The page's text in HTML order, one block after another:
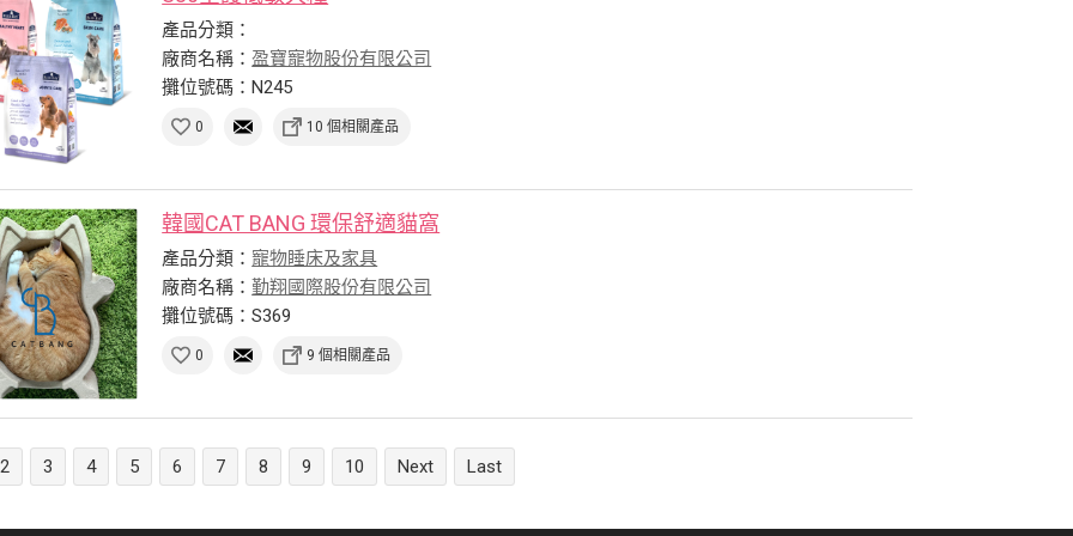
產品分類：
廠商名稱：盈寶寵物股份有限公司
攤位號碼：N245
0 10 個相關產品
韓國CAT BANG 環保舒適貓窩
產品分類：寵物睡床及家具
廠商名稱：勤翔國際股份有限公司
攤位號碼：S369
0 9 個相關產品
2 3 4 5 6 7 8 9 10 Next Last